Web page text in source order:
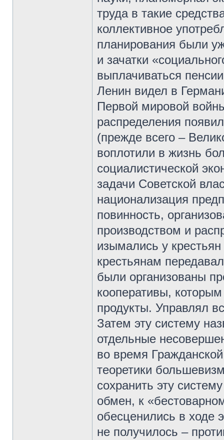
труда в такие
коллективное
планирования были
и зачатки
выплачиваться
Ленин видел в
Первой мировой
распределения
(прежде всего –
воплотили в жизнь
социалистической
задачи Советской
национализация
повинность,
производством и
изымались у
крестьянам
были организованы
кооперативы,
продукты. Управлял
Затем эту систему
отдельные
во время
теоретики
сохранить эту
обмен, к
обесценились в ходе
не получилось –